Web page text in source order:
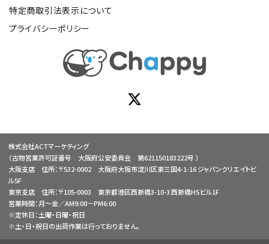
特定商取引法表示について
プライバシーポリシー
株式会社ACTマーケティング
（古物営業許可証番号 大阪府公安委員会 第621150183222号 ）
大阪支店 住所：〒532-0002 大阪府大阪市淀川区東三国4-1-16 ジャパンクリエイトビ
ル5F
東京支店 住所：〒105-0003 東京都港区西新橋3-10-3 西新橋HSビル1F
営業時間：月～金／AM9:00－PM6:00
※定休日：土曜・日曜・祝日
※土・日・祝日の出荷作業は行っておりません。